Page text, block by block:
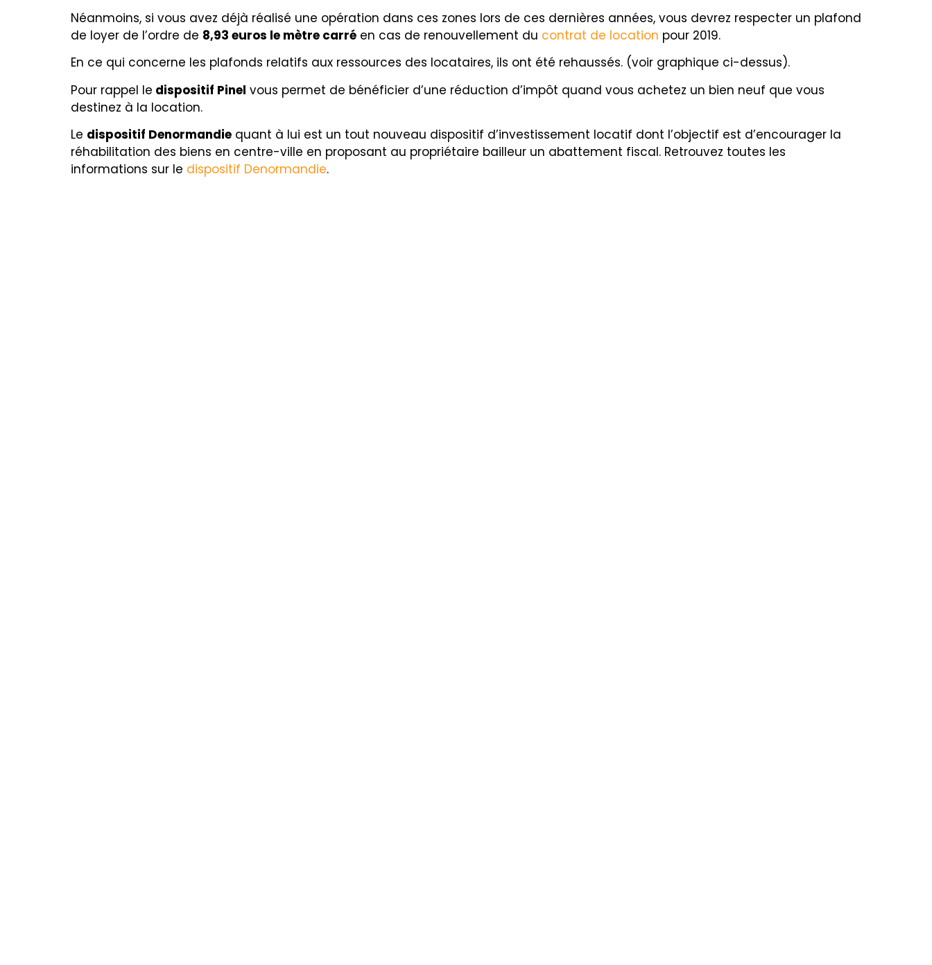
Néanmoins, si vous avez déjà réalisé une opération dans ces zones lors de ces dernières années, vous devrez respecter un plafond
de loyer de l’ordre de 8,93 euros le mètre carré en cas de renouvellement du contrat de location pour 2019.
En ce qui concerne les plafonds relatifs aux ressources des locataires, ils ont été rehaussés. (voir graphique ci-dessus).
Pour rappel le dispositif Pinel vous permet de bénéficier d’une réduction d’impôt quand vous achetez un bien neuf que vous
destinez à la location.
Le dispositif Denormandie quant à lui est un tout nouveau dispositif d’investissement locatif dont l’objectif est d’encourager la
réhabilitation des biens en centre-ville en proposant au propriétaire bailleur un abattement fiscal. Retrouvez toutes les
informations sur le dispositif Denormandie.